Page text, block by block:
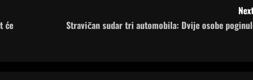
će
Stravičan sudar tri automobila: Dvije osobe